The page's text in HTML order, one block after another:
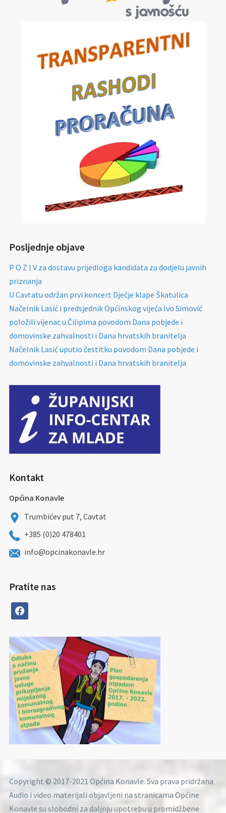
Posljednje objave
P O Z I V za dostavu prijedloga kandidata za dodjelu javnih
priznanja
U Cavtatu održan prvi koncert Dječje klape Škatulica
Načelnik Lasić i predsjednik Općinskog vijeća Ivo Simović
položili vijenac u Čilipima povodom Dana pobjede i
domovinske zahvalnosti i Dana hrvatskih branitelja
Načelnik Lasić uputio čestitku povodom Dana pobjede i
domovinske zahvalnosti i Dana hrvatskih branitelja
Kontakt
Općina Konavle
Trumbićev put 7, Cavtat
+385 (0)20 478401
info@opcinakonavle.hr
Pratite nas
facebook
Copyright © 2017-2021 Općina Konavle. Sva prava pridržana
Audio i video materijali objavljeni na stranicama Općine
Konavle su slobodni za daljnju upotrebu u promidžbene